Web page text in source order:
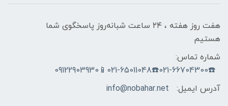
هفت روز هفته ، ۲۴ ساعت شبانه‌روز پاسخگوی شما
هستیم
شماره تماس:
☎️021-66704300☎️021-65011048📱09122903930
آدرس ایمیل:
info@nobahar.net